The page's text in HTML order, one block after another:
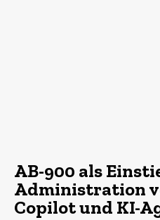
AB-900 als
Administration
Copilot und KI-